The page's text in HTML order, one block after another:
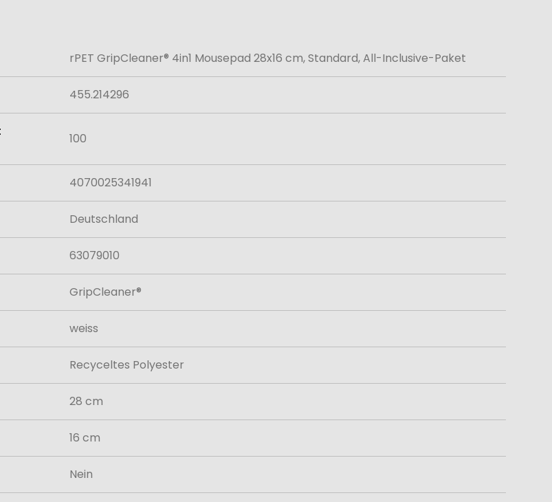
rPET GripCleaner® 4in1 Mousepad 28x16 cm, Standard, All-Inclusive-Paket
455.214296
100
4070025341941
Deutschland
63079010
GripCleaner®
weiss
Recyceltes Polyester
28 cm
16 cm
Nein